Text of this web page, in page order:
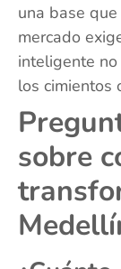
una base
mercado
inteligente
los cimientos
sobre